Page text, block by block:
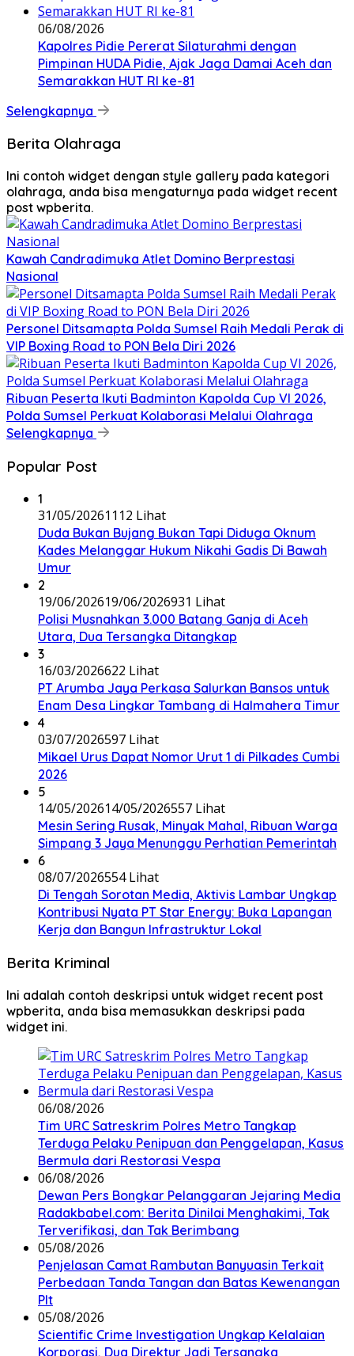
06/08/2026
Kapolres Pidie Pererat Silaturahmi dengan
Pimpinan HUDA Pidie, Ajak Jaga Damai Aceh dan
Semarakkan HUT RI ke-81
Selengkapnya
Berita Olahraga
Ini contoh widget dengan style gallery pada kategori
olahraga, anda bisa mengaturnya pada widget recent
post wpberita.
Kawah Candradimuka Atlet Domino Berprestasi
Nasional
Personel Ditsamapta Polda Sumsel Raih Medali Perak di
VIP Boxing Road to PON Bela Diri 2026
Ribuan Peserta Ikuti Badminton Kapolda Cup VI 2026,
Polda Sumsel Perkuat Kolaborasi Melalui Olahraga
Selengkapnya
Popular Post
1
31/05/20261112 Lihat
Duda Bukan Bujang Bukan Tapi Diduga Oknum
Kades Melanggar Hukum Nikahi Gadis Di Bawah
Umur
2
19/06/202619/06/2026931 Lihat
Polisi Musnahkan 3.000 Batang Ganja di Aceh
Utara, Dua Tersangka Ditangkap
3
16/03/2026622 Lihat
PT Arumba Jaya Perkasa Salurkan Bansos untuk
Enam Desa Lingkar Tambang di Halmahera Timur
4
03/07/2026597 Lihat
Mikael Urus Dapat Nomor Urut 1 di Pilkades Cumbi
2026
5
14/05/202614/05/2026557 Lihat
Mesin Sering Rusak, Minyak Mahal, Ribuan Warga
Simpang 3 Jaya Menunggu Perhatian Pemerintah
6
08/07/2026554 Lihat
Di Tengah Sorotan Media, Aktivis Lambar Ungkap
Kontribusi Nyata PT Star Energy: Buka Lapangan
Kerja dan Bangun Infrastruktur Lokal
Berita Kriminal
Ini adalah contoh deskripsi untuk widget recent post
wpberita, anda bisa memasukkan deskripsi pada
widget ini.
06/08/2026
Tim URC Satreskrim Polres Metro Tangkap
Terduga Pelaku Penipuan dan Penggelapan, Kasus
Bermula dari Restorasi Vespa
06/08/2026
Dewan Pers Bongkar Pelanggaran Jejaring Media
Radakbabel.com: Berita Dinilai Menghakimi, Tak
Terverifikasi, dan Tak Berimbang
05/08/2026
Penjelasan Camat Rambutan Banyuasin Terkait
Perbedaan Tanda Tangan dan Batas Kewenangan
Plt
05/08/2026
Scientific Crime Investigation Ungkap Kelalaian
Korporasi, Dua Direktur Jadi Tersangka